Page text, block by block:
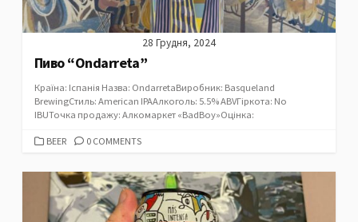
28 Грудня, 2024
Пиво “Ondarreta”
Країна: Іспанія Назва: OndarretaВиробник: Basqueland
BrewingСтиль: American IPAАлкоголь: 5.5% ABVГіркота: No
IBUТочка продажу: Алкомаркет «BadBoy»Оцінка:
CATEGORIES
BEER 0 COMMENTS